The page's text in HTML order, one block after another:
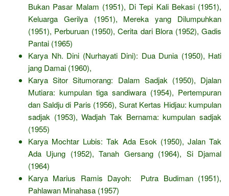
Bukan Pasar Malam (1951), Di Tepi Kali Bekasi (1951),
Keluarga Gerilya (1951), Mereka yang Dilumpuhkan
(1951), Perburuan (1950), Cerita dari Blora (1952), Gadis
Pantai (1965)
Karya Nh. Dini (Nurhayati Dini): Dua Dunia (1950), Hati
jang Damai (1960),
Karya Sitor Situmorang: Dalam Sadjak (1950), Djalan
Mutiara: kumpulan tiga sandiwara (1954), Pertempuran
dan Saldju di Paris (1956), Surat Kertas Hidjau: kumpulan
sadjak (1953), Wadjah Tak Bernama: kumpulan sadjak
(1955)
Karya Mochtar Lubis: Tak Ada Esok (1950), Jalan Tak
Ada Ujung (1952), Tanah Gersang (1964), Si Djamal
(1964)
Karya Marius Ramis Dayoh: Putra Budiman (1951),
Pahlawan Minahasa (1957)